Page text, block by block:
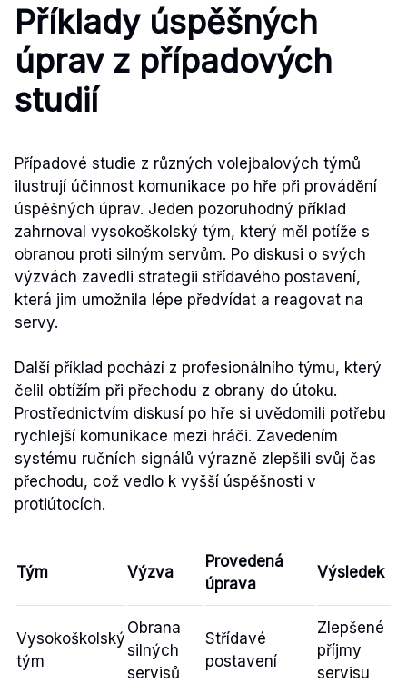
Příklady úspěšných
úprav z případových
studií
Případové studie z různých volejbalových týmů
ilustrují účinnost komunikace po hře při provádění
úspěšných úprav. Jeden pozoruhodný příklad
zahrnoval vysokoškolský tým, který měl potíže s
obranou proti silným servům. Po diskusi o svých
výzvách zavedli strategii střídavého postavení,
která jim umožnila lépe předvídat a reagovat na
servy.
Další příklad pochází z profesionálního týmu, který
čelil obtížím při přechodu z obrany do útoku.
Prostřednictvím diskusí po hře si uvědomili potřebu
rychlejší komunikace mezi hráči. Zavedením
systému ručních signálů výrazně zlepšili svůj čas
přechodu, což vedlo k vyšší úspěšnosti v
protiútocích.
Tým Výzva
Provedená
úprava
Výsledek
Vysokoškolský
tým
Obrana
silných
servisů
Střídavé
postavení
Zlepšené
příjmy
servisu